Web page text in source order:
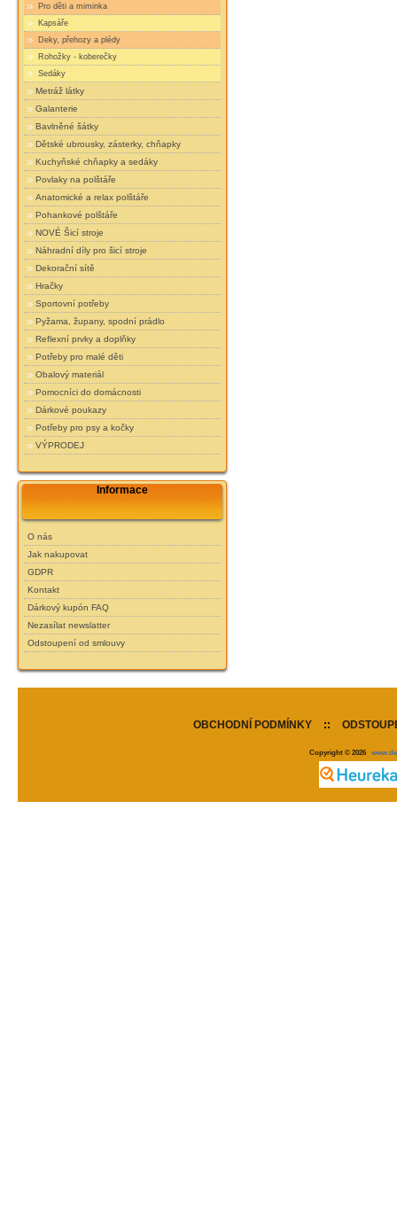
Pro děti a miminka
Kapsáře
Deky, přehozy a plédy
Rohožky - koberečky
Sedáky
Metráž látky
Galanterie
Bavlněné šátky
Dětské ubrousky, zásterky, chňapky
Kuchyňské chňapky a sedáky
Povlaky na polštáře
Anatomické a relax polštáře
Pohankové polštáře
NOVÉ Šicí stroje
Náhradní díly pro šicí stroje
Dekorační sítě
Hračky
Sportovní potřeby
Pyžama, župany, spodní prádlo
Reflexní prvky a doplňky
Potřeby pro malé děti
Obalový materiál
Pomocníci do domácnosti
Dárkové poukazy
Potřeby pro psy a kočky
VÝPRODEJ
Informace
O nás
Jak nakupovat
GDPR
Kontakt
Dárkový kupón FAQ
Nezasílat newslatter
Odstoupení od smlouvy
OBCHODNÍ PODMÍNKY ::
Copyright © 2026